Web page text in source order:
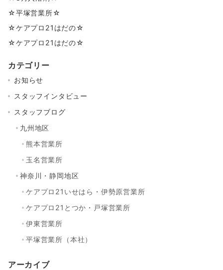
☆平塚営業所☆
☆ケアプロ21はだの☆
☆ケアプロ21はだの☆
カテゴリー
お知らせ
スタッフインタビュー
スタッフブログ
九州地区
熊本営業所
玉名営業所
神奈川・静岡地区
ケアプロ21いせはら・伊勢原営業所
ケアプロ21とつか・戸塚営業所
伊東営業所
平塚営業所（本社）
アーカイブ